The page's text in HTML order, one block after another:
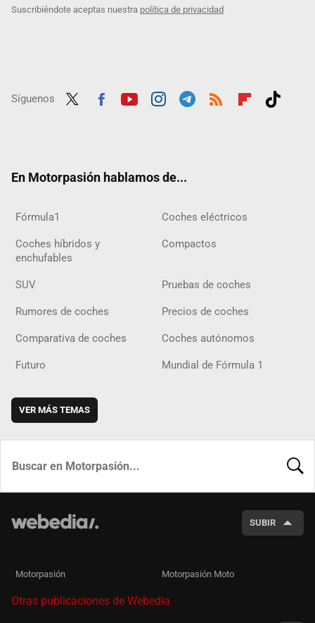
Suscribiéndote aceptas nuestra política de privacidad
Síguenos
En Motorpasión hablamos de...
Fórmula1 Coches eléctricos
Coches híbridos y
enchufables
Compactos
SUV Pruebas de coches
Rumores de coches Precios de coches
Comparativa de coches Coches autónomos
Futuro Mundial de Fórmula 1
VER MÁS TEMAS
SUBIR
Motorpasión Motorpasión Moto
Otras publicaciones de Webedia